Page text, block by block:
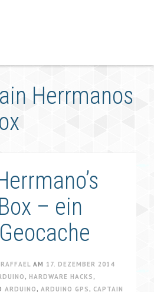
Herrmanos
– ein
RAFFAEL AM 17. DEZEMBER 2014
, HARDWARE HACKS ,
ARDUINO , ARDUINO GPS , CAPTAIN